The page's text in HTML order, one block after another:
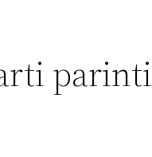
parinti